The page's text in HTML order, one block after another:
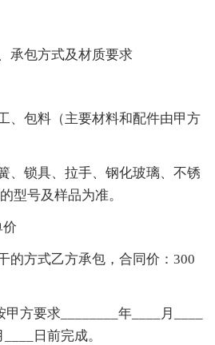
承包方式及材质要求
、包料（主要材料和配件由甲方
、锁具、拉手、钢化玻璃、不锈
型号及样品为准。
的方式乙方承包，合同价：300
方要求________年____月____
日前完成。